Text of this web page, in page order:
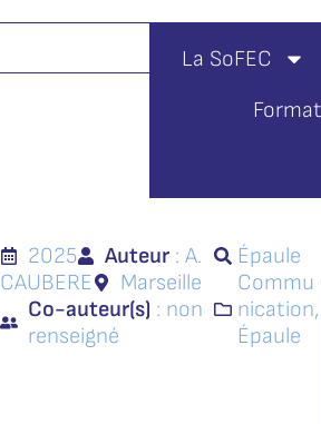
La SoFEC
2025 Auteur: A.
CAUBERE
Marseille
Co-auteur(s) : non
renseigné
Épaule
Commu
nication,
Épaule